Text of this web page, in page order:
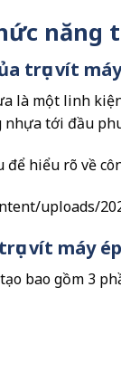
năng
trục vít
là một linh
tới đầu
hiểu rõ về
uploads/
vít máy
bao gồm 3